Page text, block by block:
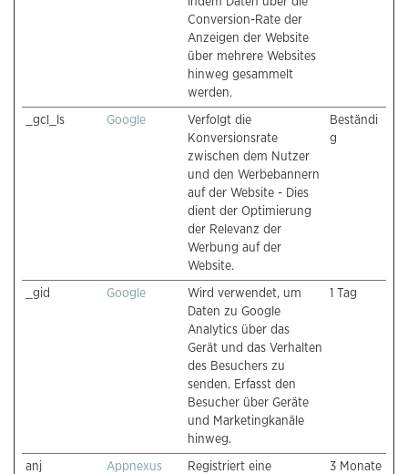
Conversion-Rate der
Anzeigen der Website
über mehrere Websites
hinweg gesammelt
werden.
_gcl_ls Google
Verfolgt die
Konversionsrate
zwischen dem Nutzer
und den Werbebannern
auf der Website - Dies
dient der Optimierung
der Relevanz der
Werbung auf der
Website.
Beständi
g
_gid Google
Wird verwendet, um
Daten zu Google
Analytics über das
Gerät und das Verhalten
des Besuchers zu
senden. Erfasst den
Besucher über Geräte
und Marketingkanäle
hinweg.
1 Tag
anj Appnexus
Registriert eine
3 Monate